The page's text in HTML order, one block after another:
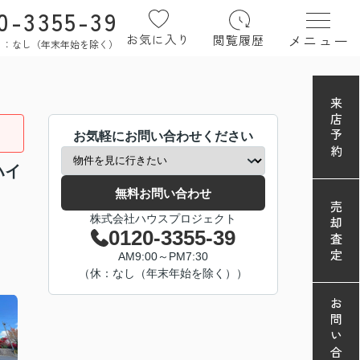
3355-39
なし（年末年始を除く） お気に入り 閲覧履歴 メニュー
お気軽にお問い合わせください
無料お問い合わせ
株式会社ハウスプロジェクト
0120-3355-39
AM9:00～PM7:30
（休：なし（年末年始を除く））
来店予約
売却査定